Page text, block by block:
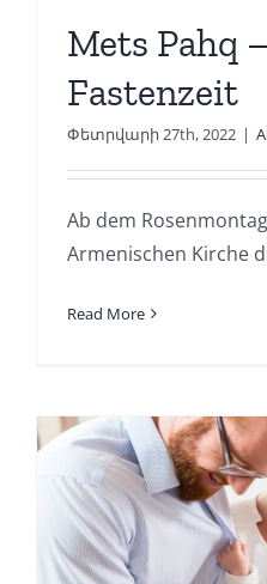
Mets Pahq
Fastenzeit
Փետրվարի 27th, 2022 |
Ab dem
Armenischen Kirche
Read More